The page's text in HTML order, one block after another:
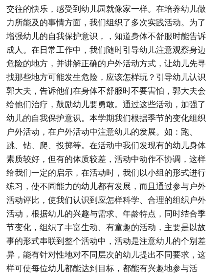
交往的快乐，感受到幼儿园就像家一样。在培养幼儿做
力所能及的事情方面，我们组织了多次实践活动。为了
增强幼儿的自我保护意识，，知道身体不舒服时能告诉
成人。在日常工作中，我们随时引导幼儿注意观察身边
危险的地方，并讲解正确的户外活动方式，让幼儿先寻
找那些地方可能发生危险，应该怎样玩？引导幼儿认识
郭大夫，告诉他们在身体不舒服时不要害怕，郭大夫会
给他们治疗，鼓励幼儿要勇敢。通过这些活动，加强了
幼儿的自我保护意识。本学期我们根据季节的变化组织
户外活动，在户外活动中注意幼儿的发展。如：跑、
跳、钻、爬、投掷等。在活动中我们发现有的幼儿身体
素质较好，但有的体质较差，活动中动作不协调，这样
给我们一定的启示，在活动时，我们以小组的形式进行
练习，使不同能力的幼儿都有发展，而且通过参与户外
活动评比，使我们认识到应怎样科学、合理的组织户外
活动，根据幼儿的兴趣与需求、年龄特点，同时结合季
节变化，组织了丰富生动、有童趣的活动，主要是以故
事的形式串联到整个活动中，活动是注意幼儿的个别差
异，能有针对性地对不同层次的幼儿提出不同要求，这
样可使每位幼儿都能达到目标，都能有兴趣地参与活